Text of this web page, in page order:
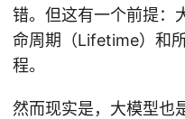
错。但这有一个前提：
命周期（Lifetime）和
程。
然而现实是，大模型也